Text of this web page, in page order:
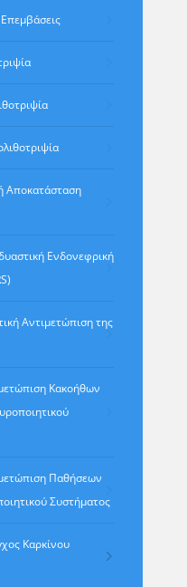
Αποκατάσταση
Ενδονεφρική
Aντιμετώπιση της
Κακοήθων
Παθήσεων
Συστήματος
Καρκίνου